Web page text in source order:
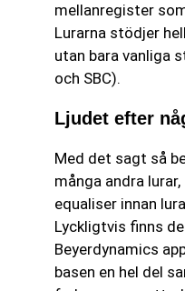
mellanregister
Lurarna stödjer
utan bara vanliga
och SBC).
Ljudet efter
Med det sagt så
många andra
equaliser innan
Lyckligtvis finns
Beyerdynamics
basen en hel del